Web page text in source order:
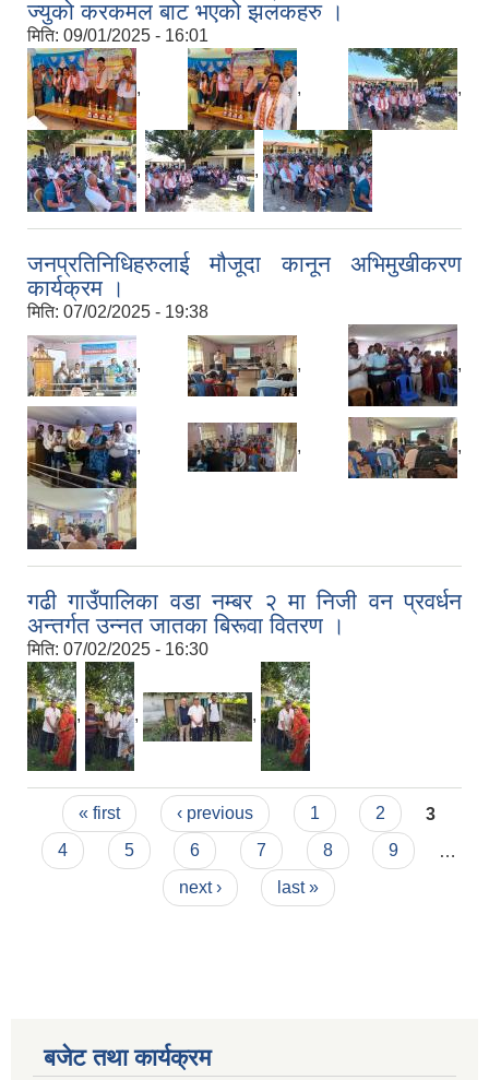
ज्युको करकमल बाट भएको झलकहरु ।
मिति: 09/01/2025 - 16:01
, , ,
, ,
जनप्रतिनिधिहरुलाई मौजूदा कानून अभिमुखीकरण
कार्यक्रम ।
मिति: 07/02/2025 - 19:38
, , ,
, , ,
गढी गाउँपालिका वडा नम्बर २ मा निजी वन प्रवर्धन
अन्तर्गत उन्नत जातका बिरूवा वितरण ।
मिति: 07/02/2025 - 16:30
, , ,
Pages
« first ‹ previous 1 2
3
4
5 6 7 8 9
next ›
last »
बजेट तथा कार्यक्रम